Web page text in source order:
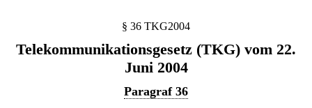
§ 36 TKG2004
Telekommunikationsgesetz (TKG) vom 22.
Juni 2004
Paragraf 36